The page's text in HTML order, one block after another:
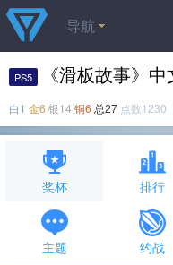
导航
PS5 《滑板故事》
白1 金6 银14 铜6 总27 点数
奖杯 排行
主题 约战